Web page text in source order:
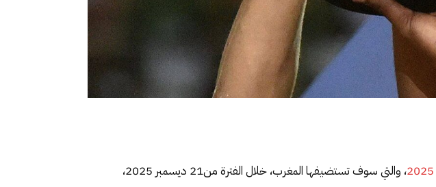
، والتي سوف تستضيفها المغرب، خلال الفترة من21 ديسمبر 2025،